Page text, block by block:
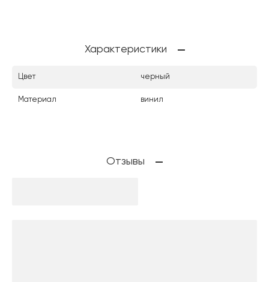
Характеристики
Цвет черный
Материал винил
Отзывы